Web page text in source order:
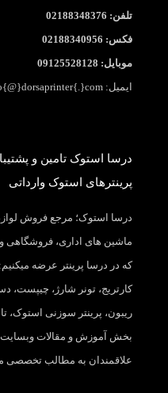
تلفن: 02188348376
فکس: 02188340956
موبایل: 09125528128
ایمیل: info{@}dorsaprinter{.}com
درسا استوک تامین و
پرینترهای استوک وارداتی
درسا استوک؛ مرجع فروش
ماشین های اداری، فروشگاهی و
که در درسا پرینتر عرضه
کارتریج، تونر شارژ، چیپست،
ریبون، پرینتر سوزنی استوک،
بخش آموزش و مقالات وبسایت
علاقمندان به مطالب تخصصی